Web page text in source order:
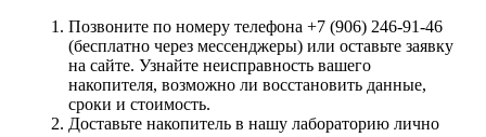
Позвоните по номеру телефона +7 (906) 246-91-46
(бесплатно через мессенджеры) или оставьте заявку
на сайте. Узнайте неисправность вашего
накопителя, возможно ли восстановить данные,
сроки и стоимость.
Доставьте накопитель в нашу лабораторию лично